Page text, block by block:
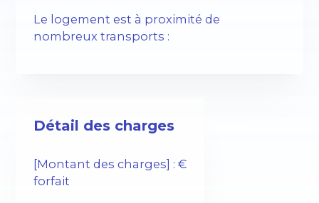
Le logement est à proximité de
nombreux transports :
Détail des charges
[Montant des charges] : €
forfait